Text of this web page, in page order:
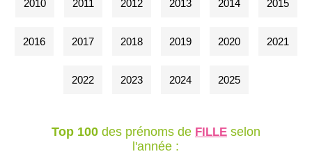
2010 2011 2012 2013 2014 2015
2016 2017 2018 2019 2020 2021
2022 2023 2024 2025
Top 100des prénoms de FILLEselon
l'année :